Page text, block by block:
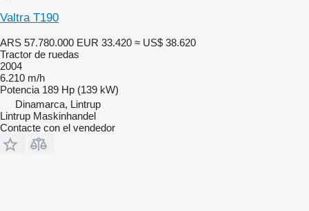
Valtra T190
ARS 57.780.000 EUR 33.420 ≈ US$ 38.620
Tractor de ruedas
2004
6.210 m/h
Potencia 189 Hp (139 kW)
Dinamarca, Lintrup
Lintrup Maskinhandel
Contacte con el vendedor